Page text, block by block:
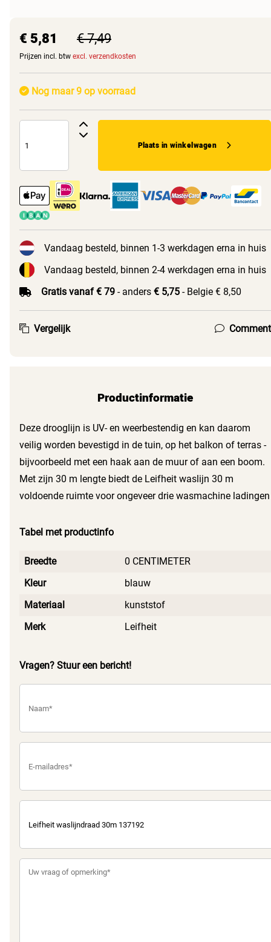
€ 5,81 € 7,49
Prijzen incl. btw excl. verzendkosten
Nog maar 9 op voorraad
Plaats in winkelwagen
Vandaag besteld, binnen 1-3 werkdagen erna in huis
Vandaag besteld, binnen 2-4 werkdagen erna in huis
Gratis vanaf € 79 - anders € 5,75 - Belgie € 8,50
Vergelijk Comment
Productinformatie
Deze drooglijn is UV- en weerbestendig en kan daarom
veilig worden bevestigd in de tuin, op het balkon of terras -
bijvoorbeeld met een haak aan de muur of aan een boom.
Met zijn 30 m lengte biedt de Leifheit waslijn 30 m
voldoende ruimte voor ongeveer drie wasmachine ladingen
Tabel met productinfo
Breedte
0 CENTIMETER
Kleur
blauw
Materiaal
kunststof
Merk
Leifheit
Vragen? Stuur een bericht!